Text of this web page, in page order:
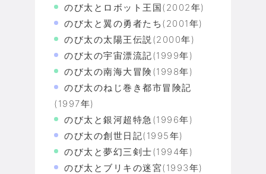
のび太とロボット王国(2002年)
のび太と翼の勇者たち(2001年)
のび太の太陽王伝説(2000年)
のび太の宇宙漂流記(1999年)
のび太の南海大冒険(1998年)
のび太のねじ巻き都市冒険記
(1997年)
のび太と銀河超特急(1996年)
のび太の創世日記(1995年)
のび太と夢幻三剣士(1994年)
のび太とブリキの迷宮(1993年)